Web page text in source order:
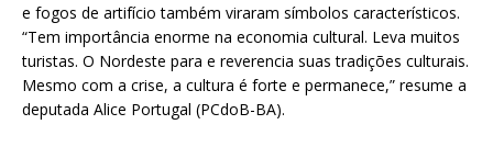
e fogos de artifício também viraram símbolos característicos.
“Tem importância enorme na economia cultural. Leva muitos
turistas. O Nordeste para e reverencia suas tradições culturais.
Mesmo com a crise, a cultura é forte e permanece,” resume a
deputada Alice Portugal (PCdoB-BA).